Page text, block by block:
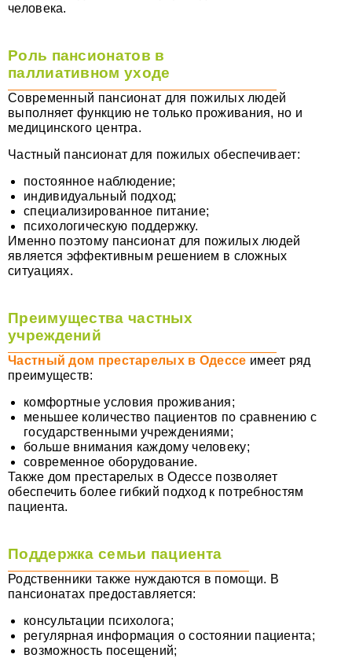
человека.
Роль пансионатов в
паллиативном уходе
Современный пансионат для пожилых людей
выполняет функцию не только проживания, но и
медицинского центра.
Частный пансионат для пожилых обеспечивает:
постоянное наблюдение;
индивидуальный подход;
специализированное питание;
психологическую поддержку.
Именно поэтому пансионат для пожилых людей
является эффективным решением в сложных
ситуациях.
Преимущества частных
учреждений
Частный дом престарелых в Одессе имеет ряд
преимуществ:
комфортные условия проживания;
меньшее количество пациентов по сравнению с
государственными учреждениями;
больше внимания каждому человеку;
современное оборудование.
Также дом престарелых в Одессе позволяет
обеспечить более гибкий подход к потребностям
пациента.
Поддержка семьи пациента
Родственники также нуждаются в помощи. В
пансионатах предоставляется:
консультации психолога;
регулярная информация о состоянии пациента;
возможность посещений;